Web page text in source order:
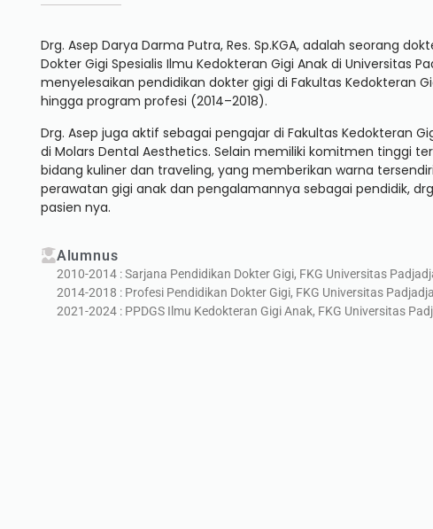
Drg. Asep Darya Darma Putra, Res. Sp.KGA, adalah seorang
Dokter Gigi Spesialis Ilmu Kedokteran Gigi Anak di Universitas
menyelesaikan pendidikan dokter gigi di Fakultas Kedokteran
hingga program profesi (2014–2018).
Drg. Asep juga aktif sebagai pengajar di Fakultas Kedokteran
di Molars Dental Aesthetics. Selain memiliki komitmen tinggi
bidang kuliner dan traveling, yang memberikan warna
perawatan gigi anak dan pengalamannya sebagai pendidik,
pasien nya.
Alumnus
2010-2014 : Sarjana Pendidikan Dokter Gigi, FKG Universitas
2014-2018 : Profesi Pendidikan Dokter Gigi, FKG Universitas
2021-2024 : PPDGS Ilmu Kedokteran Gigi Anak, FKG Universitas